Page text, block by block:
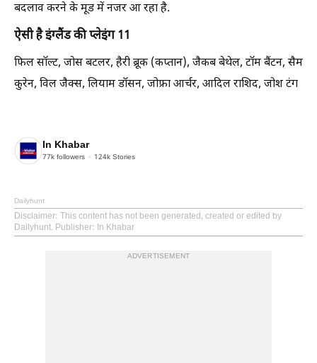
बदलाव करने के मूड में नजर आ रहा है.
ऐसी है इंग्लैंड की प्लेइंग 11
फिल सॉल्ट, जोस बटलर, हैरी ब्रूक (कप्तान), जैकब बेथेल, टॉम बैंटन, सैम
कुरेन, विल जैक्स, लियाम डॉसन, जोफ्रा आर्चर, आदिल राशिद, जोश टंग
In Khabar
77k followers 124k Stories
Dailyhunt
Disclaimer: This content has not been generated, created or edited by
Dailyhunt. Publisher: In Khabar
ADVERTISEMENT